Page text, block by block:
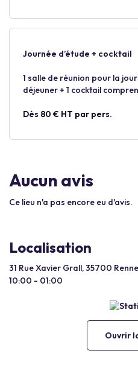
Journée d’étude + cocktail
1 salle de réunion pour la
déjeuner + 1 cocktail
Dès 80 € HT par pers.
Aucun avis
Ce lieu n'a pas encore eu d'avis.
Localisation
31 Rue Xavier Grall, 35700
10:00 - 01:00
Ouvrir